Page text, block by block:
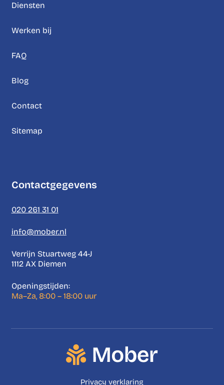
Diensten
Werken bij
FAQ
Blog
Contact
Sitemap
Contactgegevens
020 261 31 01
info@mober.nl
Verrijn Stuartweg 44-J
1112 AX Diemen
Openingstijden:
Ma–Za, 8:00 – 18:00 uur
Privacy verklaring